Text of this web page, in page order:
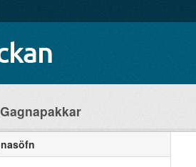
Gagnapakkar